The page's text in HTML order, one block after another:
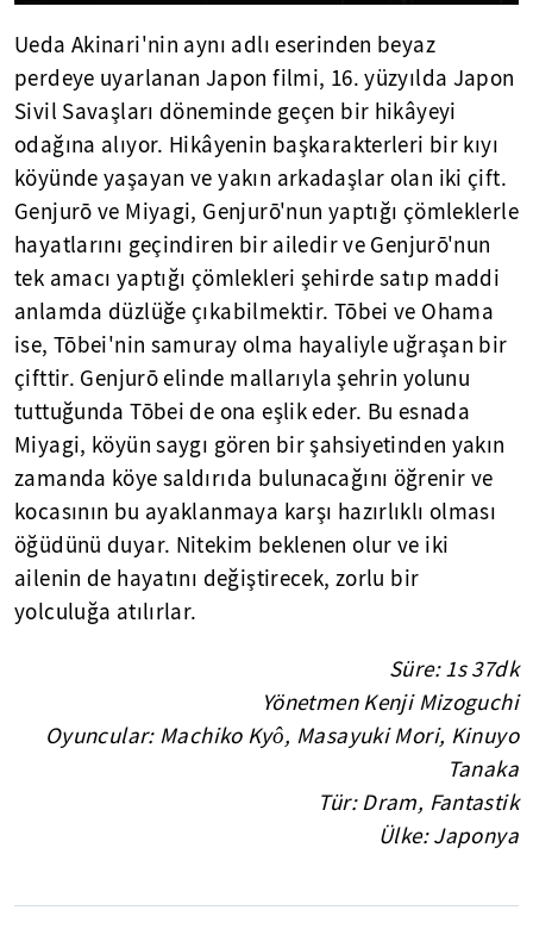
Ueda Akinari'nin aynı adlı eserinden beyaz
perdeye uyarlanan Japon filmi, 16. yüzyılda Japon
Sivil Savaşları döneminde geçen bir hikâyeyi
odağına alıyor. Hikâyenin başkarakterleri bir kıyı
köyünde yaşayan ve yakın arkadaşlar olan iki çift.
Genjurō ve Miyagi, Genjurō'nun yaptığı çömleklerle
hayatlarını geçindiren bir ailedir ve Genjurō'nun
tek amacı yaptığı çömlekleri şehirde satıp maddi
anlamda düzlüğe çıkabilmektir. Tōbei ve Ohama
ise, Tōbei'nin samuray olma hayaliyle uğraşan bir
çifttir. Genjurō elinde mallarıyla şehrin yolunu
tuttuğunda Tōbei de ona eşlik eder. Bu esnada
Miyagi, köyün saygı gören bir şahsiyetinden yakın
zamanda köye saldırıda bulunacağını öğrenir ve
kocasının bu ayaklanmaya karşı hazırlıklı olması
öğüdünü duyar. Nitekim beklenen olur ve iki
ailenin de hayatını değiştirecek, zorlu bir
yolculuğa atılırlar.
Süre: 1s 37dk
Yönetmen Kenji Mizoguchi
Oyuncular: Machiko Kyô, Masayuki Mori, Kinuyo
Tanaka
Tür: Dram, Fantastik
Ülke: Japonya